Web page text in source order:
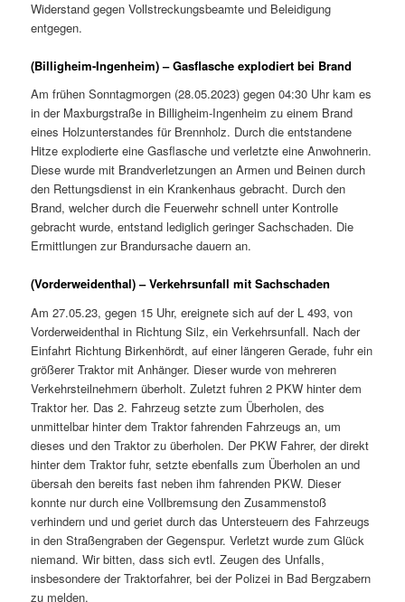
Widerstand gegen Vollstreckungsbeamte und Beleidigung
entgegen.
(Billigheim-Ingenheim) – Gasflasche explodiert bei Brand
Am frühen Sonntagmorgen (28.05.2023) gegen 04:30 Uhr kam es
in der Maxburgstraße in Billigheim-Ingenheim zu einem Brand
eines Holzunterstandes für Brennholz. Durch die entstandene
Hitze explodierte eine Gasflasche und verletzte eine Anwohnerin.
Diese wurde mit Brandverletzungen an Armen und Beinen durch
den Rettungsdienst in ein Krankenhaus gebracht. Durch den
Brand, welcher durch die Feuerwehr schnell unter Kontrolle
gebracht wurde, entstand lediglich geringer Sachschaden. Die
Ermittlungen zur Brandursache dauern an.
(Vorderweidenthal) – Verkehrsunfall mit Sachschaden
Am 27.05.23, gegen 15 Uhr, ereignete sich auf der L 493, von
Vorderweidenthal in Richtung Silz, ein Verkehrsunfall. Nach der
Einfahrt Richtung Birkenhördt, auf einer längeren Gerade, fuhr ein
größerer Traktor mit Anhänger. Dieser wurde von mehreren
Verkehrsteilnehmern überholt. Zuletzt fuhren 2 PKW hinter dem
Traktor her. Das 2. Fahrzeug setzte zum Überholen, des
unmittelbar hinter dem Traktor fahrenden Fahrzeugs an, um
dieses und den Traktor zu überholen. Der PKW Fahrer, der direkt
hinter dem Traktor fuhr, setzte ebenfalls zum Überholen an und
übersah den bereits fast neben ihm fahrenden PKW. Dieser
konnte nur durch eine Vollbremsung den Zusammenstoß
verhindern und und geriet durch das Untersteuern des Fahrzeugs
in den Straßengraben der Gegenspur. Verletzt wurde zum Glück
niemand. Wir bitten, dass sich evtl. Zeugen des Unfalls,
insbesondere der Traktorfahrer, bei der Polizei in Bad Bergzabern
zu melden.